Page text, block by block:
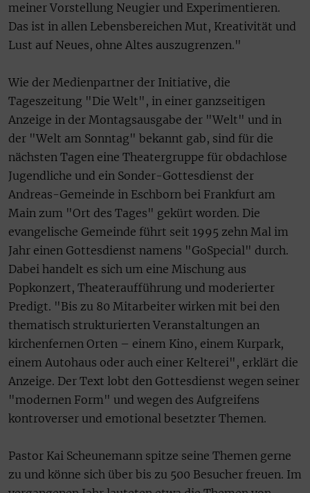
meiner Vorstellung Neugier und Experimentieren.
Das ist in allen Lebensbereichen Mut, Kreativität und
Lust auf Neues, ohne Altes auszugrenzen."
Wie der Medienpartner der Initiative, die
Tageszeitung "Die Welt", in einer ganzseitigen
Anzeige in der Montagsausgabe der "Welt" und in
der "Welt am Sonntag" bekannt gab, sind für die
nächsten Tagen eine Theatergruppe für obdachlose
Jugendliche und ein Sonder-Gottesdienst der
Andreas-Gemeinde in Eschborn bei Frankfurt am
Main zum "Ort des Tages" gekürt worden. Die
evangelische Gemeinde führt seit 1995 zehn Mal im
Jahr einen Gottesdienst namens "GoSpecial" durch.
Dabei handelt es sich um eine Mischung aus
Popkonzert, Theateraufführung und moderierter
Predigt. "Bis zu 80 Mitarbeiter wirken mit bei den
thematisch strukturierten Veranstaltungen an
kirchenfernen Orten – einem Kino, einem Kurpark,
einem Autohaus oder auch einer Kelterei", erklärt die
Anzeige. Der Text lobt den Gottesdienst wegen seiner
"modernen Form" und wegen des Aufgreifens
kontroverser und emotional besetzter Themen.
Pastor Kai Scheunemann spitze seine Themen gerne
zu und könne sich über bis zu 500 Besucher freuen. Im